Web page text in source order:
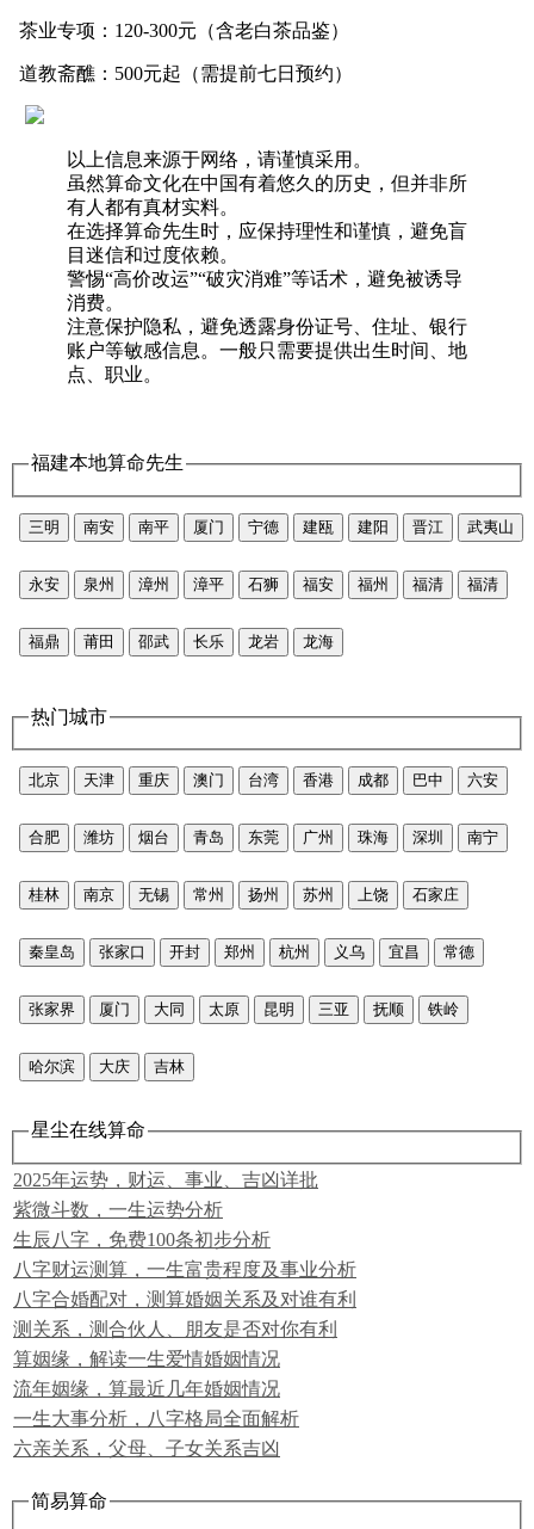
茶业专项：120-300元（含老白茶品鉴）
道教斋醮：500元起（需提前七日预约）
以上信息来源于网络，请谨慎采用。
虽然算命文化在中国有着悠久的历史，但并非所
有人都有真材实料。
在选择算命先生时，应保持理性和谨慎，避免盲
目迷信和过度依赖。
警惕“高价改运”“破灾消难”等话术，避免被诱导
消费。
注意保护隐私，避免透露身份证号、住址、银行
账户等敏感信息。一般只需要提供出生时间、地
点、职业。
福建本地算命先生
三明 南安 南平 厦门 宁德 建瓯 建阳 晋江 武夷山
永安 泉州 漳州 漳平 石狮 福安 福州 福清 福清
福鼎 莆田 邵武 长乐 龙岩 龙海
热门城市
北京 天津 重庆 澳门 台湾 香港 成都 巴中 六安
合肥 潍坊 烟台 青岛 东莞 广州 珠海 深圳 南宁
桂林 南京 无锡 常州 扬州 苏州 上饶 石家庄
秦皇岛 张家口 开封 郑州 杭州 义乌 宜昌 常德
张家界 厦门 大同 太原 昆明 三亚 抚顺 铁岭
哈尔滨 大庆 吉林
星尘在线算命
2025年运势，财运、事业、吉凶详批
紫微斗数，一生运势分析
生辰八字，免费100条初步分析
八字财运测算，一生富贵程度及事业分析
八字合婚配对，测算婚姻关系及对谁有利
测关系，测合伙人、朋友是否对你有利
算姻缘，解读一生爱情婚姻情况
流年姻缘，算最近几年婚姻情况
一生大事分析，八字格局全面解析
六亲关系，父母、子女关系吉凶
简易算命